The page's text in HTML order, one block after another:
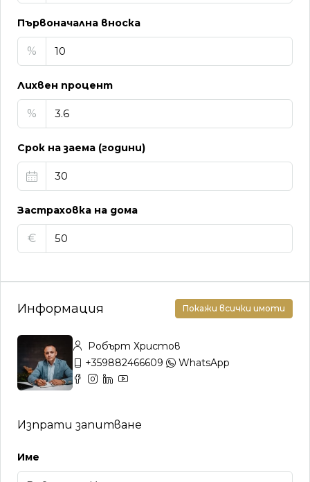
Първоначална вноска
%
Лихвен процент
%
Срок на заема (години)
Застраховка на дома
€
Информация Покажи всички имоти
Робърт Христов
+359882466609
WhatsApp
Изпрати запитване
Име